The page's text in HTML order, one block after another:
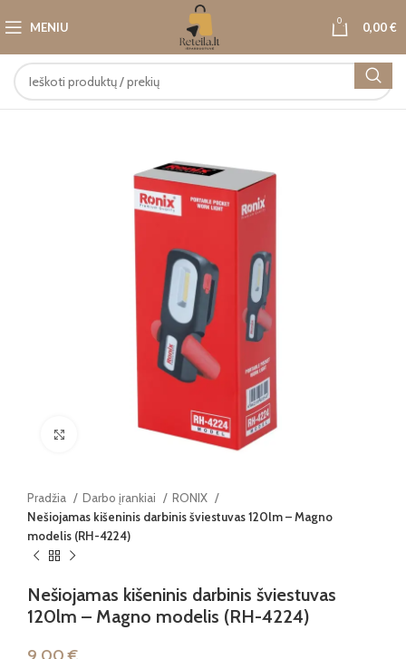
MENIU 0 0,00€
Paspauskite, kad padidintumėte
Pradžia Darbo įrankiai
RONIX
Nešiojamas kišeninis darbinis šviestuvas 120lm – Magno
modelis (RH-4224)
Nešiojamas kišeninis darbinis šviestuvas
120lm – Magno modelis (RH-4224)